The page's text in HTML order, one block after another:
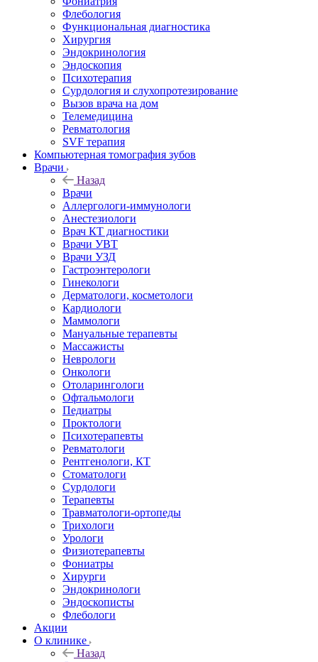
Флебология
Функциональная диагностика
Хирургия
Эндокринология
Эндоскопия
Психотерапия
Сурдология и слухопротезирование
Вызов врача на дом
Телемедицина
Ревматология
SVF терапия
Компьютерная томография зубов
Врачи
Назад
Врачи
Аллергологи-иммунологи
Анестезиологи
Врач КТ диагностики
Врачи УВТ
Врачи УЗД
Гастроэнтерологи
Гинекологи
Дерматологи, косметологи
Кардиологи
Маммологи
Мануальные терапевты
Массажисты
Неврологи
Онкологи
Отоларингологи
Офтальмологи
Педиатры
Проктологи
Психотерапевты
Ревматологи
Рентгенологи, КТ
Стоматологи
Сурдологи
Терапевты
Травматологи-ортопеды
Трихологи
Урологи
Физиотерапевты
Фониатры
Хирурги
Эндокринологи
Эндоскописты
Флебологи
Акции
О клинике
Назад